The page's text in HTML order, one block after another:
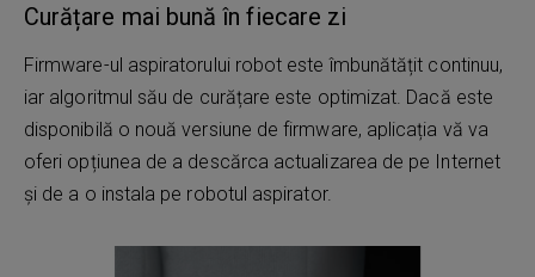
Curățare mai bună în fiecare zi
Firmware-ul aspiratorului robot este îmbunătățit continuu,
iar algoritmul său de curățare este optimizat. Dacă este
disponibilă o nouă versiune de firmware, aplicația vă va
oferi opțiunea de a descărca actualizarea de pe Internet
și de a o instala pe robotul aspirator.